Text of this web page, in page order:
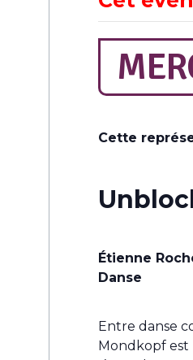
Cette
Étienne
Danse
Entre danse
Mondkopf est